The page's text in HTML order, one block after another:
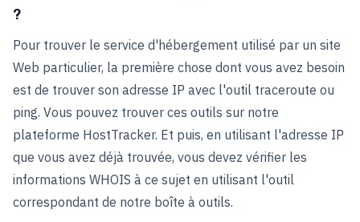
?
Pour trouver le service d'hébergement utilisé par un site
Web particulier, la première chose dont vous avez besoin
est de trouver son adresse IP avec l'outil traceroute ou
ping. Vous pouvez trouver ces outils sur notre
plateforme HostTracker. Et puis, en utilisant l'adresse IP
que vous avez déjà trouvée, vous devez vérifier les
informations WHOIS à ce sujet en utilisant l'outil
correspondant de notre boîte à outils.